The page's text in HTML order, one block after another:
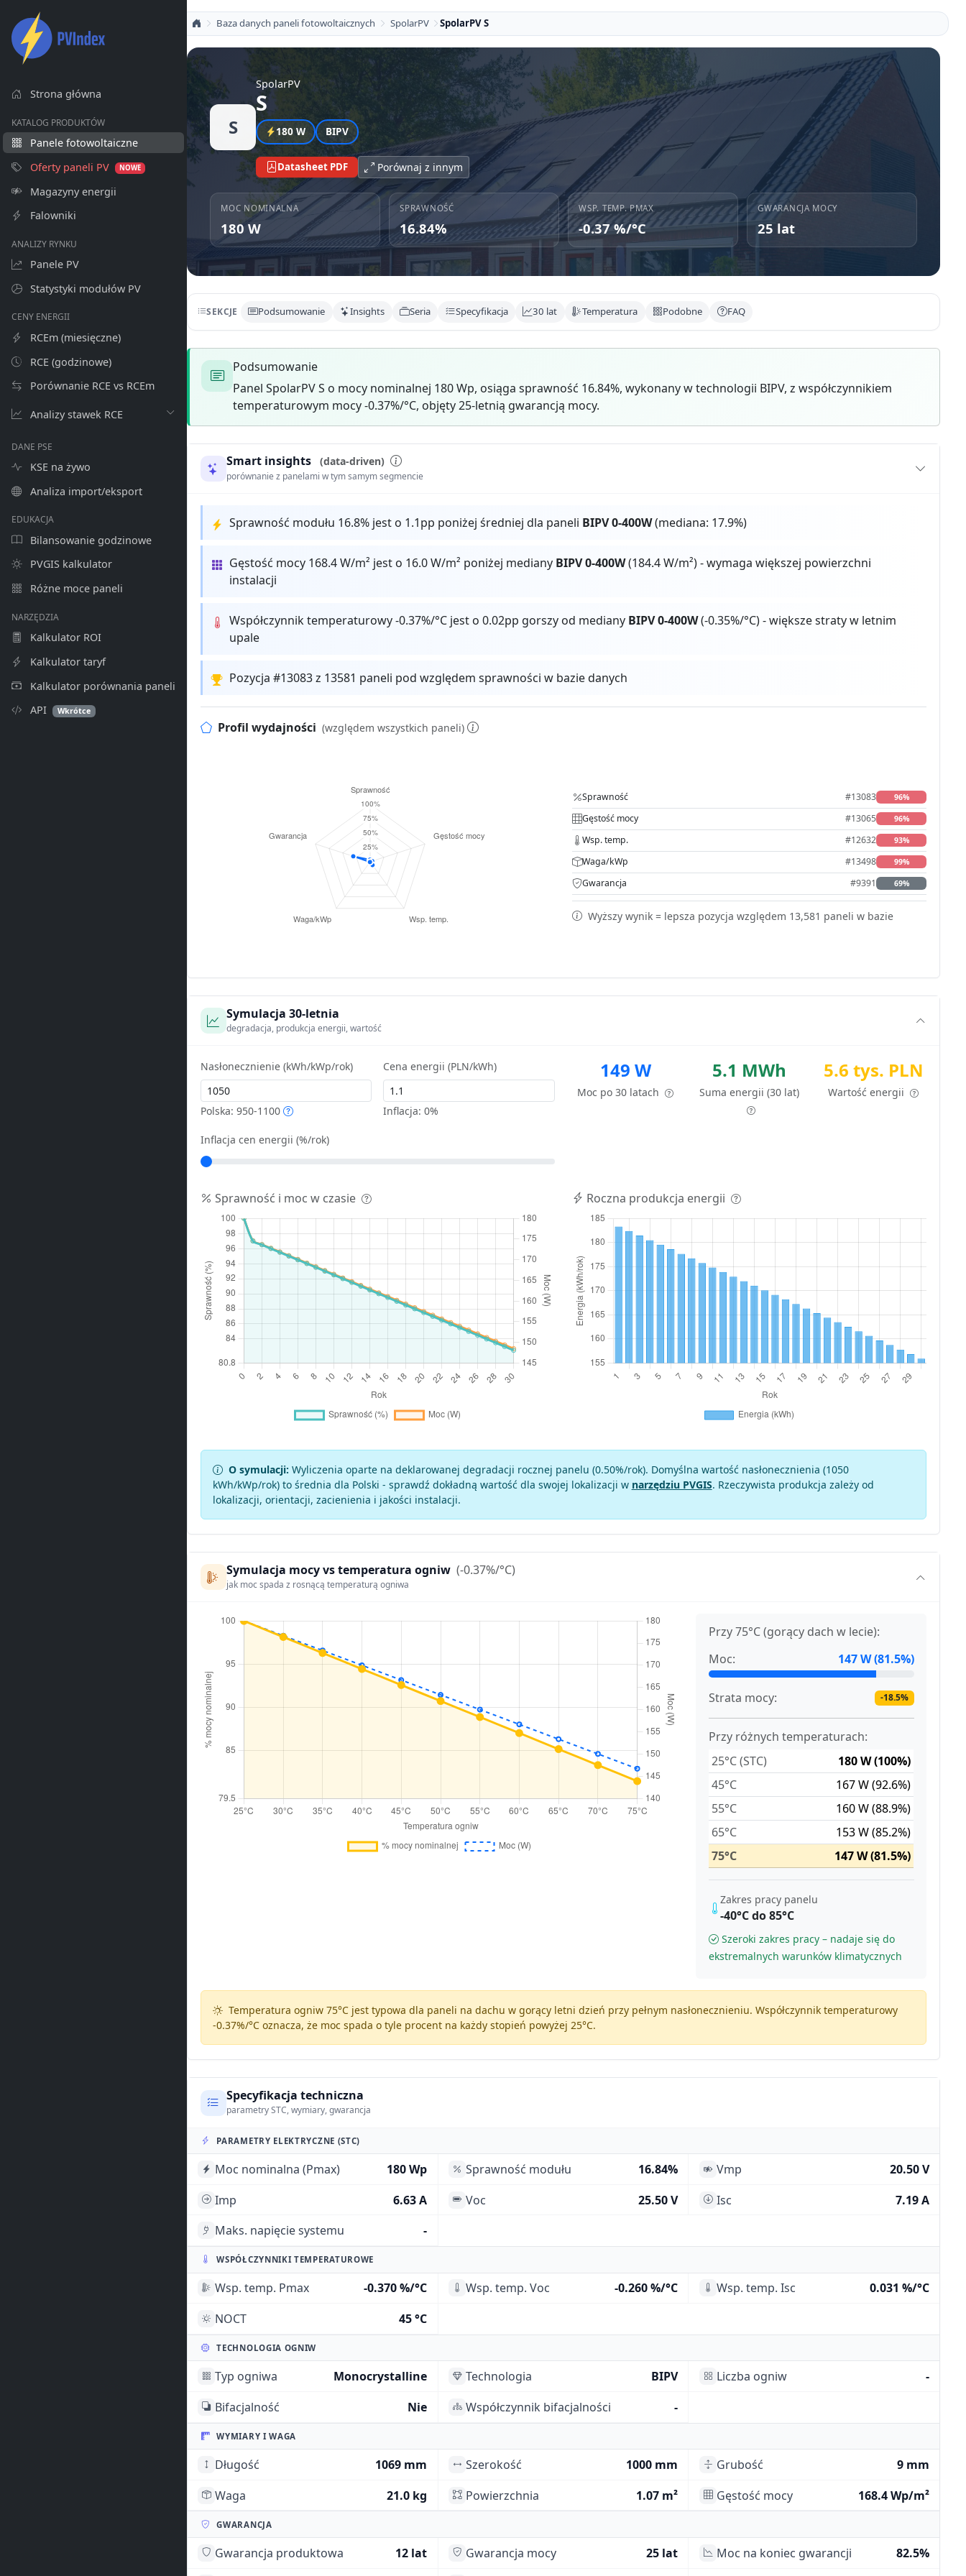
Strona główna
KATALOG PRODUKTÓW
Panele fotowoltaiczne
Oferty paneli PV
NOWE
Magazyny energii
Falowniki
ANALIZY RYNKU
Panele PV
Statystyki modułów PV
CENY ENERGII
RCEm (miesięczne)
RCE (godzinowe)
Porównanie RCE vs RCEm
Analizy stawek RCE
DANE PSE
KSE na żywo
Analiza import/eksport
EDUKACJA
Bilansowanie godzinowe
PVGIS kalkulator
Różne moce paneli
NARZĘDZIA
Kalkulator ROI
Kalkulator taryf
Kalkulator porównania paneli
API
Wkrótce
Baza danych paneli fotowoltaicznych SpolarPV SpolarPV S
S
SpolarPV
S
180 W BIPV
Datasheet PDF Porównaj z innym
MOC NOMINALNA
180 W
SPRAWNOŚĆ
16.84%
WSP. TEMP. PMAX
-0.37 %/°C
GWARANCJA MOCY
25 lat
SEKCJE Podsumowanie Insights Seria Specyfikacja 30 lat Temperatura Podobne FAQ
Podsumowanie
Panel SpolarPV S o mocy nominalnej 180 Wp, osiąga sprawność 16.84%, wykonany w technologii BIPV, z współczynnikiem
temperaturowym mocy -0.37%/°C, objęty 25-letnią gwarancją mocy.
Smart insights (data-driven)
porównanie z panelami w tym samym segmencie
Sprawność modułu 16.8% jest o 1.1pp poniżej średniej dla paneli BIPV 0-400W(mediana: 17.9%)
Gęstość mocy 168.4 W/m² jest o 16.0 W/m² poniżej mediany BIPV 0-400W(184.4 W/m²) - wymaga większej powierzchni
instalacji
Współczynnik temperaturowy -0.37%/°C jest o 0.02pp gorszy od mediany BIPV 0-400W(-0.35%/°C) - większe straty w letnim
upale
Pozycja #13083 z 13581 paneli pod względem sprawności w bazie danych
Profil wydajności (względem wszystkich paneli)
Sprawność #13083 96%
Gęstość mocy #13065 96%
Wsp. temp. #12632 93%
Waga/kWp #13498 99%
Gwarancja #9391 69%
Wyższy wynik = lepsza pozycja względem 13,581 paneli w bazie
Symulacja 30-letnia
degradacja, produkcja energii, wartość
Nasłonecznienie (kWh/kWp/rok)
Polska: 950-1100
Cena energii (PLN/kWh)
Inflacja:0%
Inflacja cen energii (%/rok)
149 W
Moc po 30 latach
5.1 MWh
Suma energii (30 lat)
5.6 tys. PLN
Wartość energii
Sprawność i moc w czasie Roczna produkcja energii
O symulacji: Wyliczenia oparte na deklarowanej degradacji rocznej panelu (0.50%/rok). Domyślna wartość nasłonecznienia (1050
kWh/kWp/rok) to średnia dla Polski - sprawdź dokładną wartość dla swojej lokalizacji w narzędziu PVGIS. Rzeczywista produkcja zależy od
lokalizacji, orientacji, zacienienia i jakości instalacji.
Symulacja mocy vs temperatura ogniw (-0.37%/°C)
jak moc spada z rosnącą temperaturą ogniwa
Przy 75°C (gorący dach w lecie):
Moc:
147 W (81.5%)
Strata mocy: -18.5%
Przy różnych temperaturach:
25°C (STC)
180 W (100%)
45°C
167 W (92.6%)
55°C
160 W (88.9%)
65°C
153 W (85.2%)
75°C
147 W (81.5%)
Zakres pracy panelu
-40°C do 85°C
Szeroki zakres pracy – nadaje się do
ekstremalnych warunków klimatycznych
Temperatura ogniw 75°C jest typowa dla paneli na dachu w gorący letni dzień przy pełnym nasłonecznieniu. Współczynnik temperaturowy
-0.37%/°Coznacza, że moc spada o tyle procent na każdy stopień powyżej 25°C.
Specyfikacja techniczna
parametry STC, wymiary, gwarancja
PARAMETRY ELEKTRYCZNE (STC)
Moc nominalna (Pmax) 180 Wp Sprawność modułu 16.84% Vmp
20.50 V
Imp
6.63 A Voc 25.50 V Isc
7.19 A
Maks. napięcie systemu
-
WSPÓŁCZYNNIKI TEMPERATUROWE
Wsp. temp. Pmax -0.370 %/°C Wsp. temp. Voc -0.260 %/°C Wsp. temp. Isc
0.031 %/°C
NOCT
45 °C
TECHNOLOGIA OGNIW
Typ ogniwa Monocrystalline Technologia BIPV Liczba ogniw
-
Bifacjalność
Nie Współczynnik bifacjalności -
WYMIARY I WAGA
Długość 1069 mm Szerokość 1000 mm Grubość
9 mm
Waga
21.0 kg Powierzchnia 1.07 m² Gęstość mocy 168.4 Wp/m²
GWARANCJA
Gwarancja produktowa 12 lat Gwarancja mocy 25 lat Moc na koniec gwarancji
82.5%